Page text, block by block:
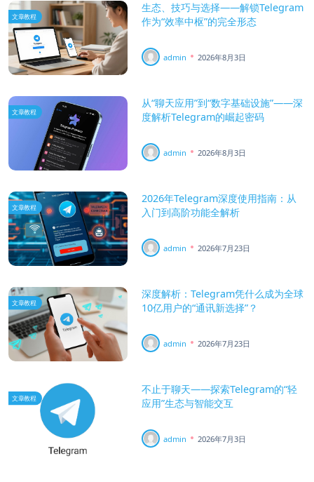
文章教程
生态、技巧与选择——解锁Telegram
作为“效率中枢”的完全形态
admin 2026年8月3日
文章教程
从“聊天应用”到“数字基础设施”——深
度解析Telegram的崛起密码
admin 2026年8月3日
文章教程
2026年Telegram深度使用指南：从
入门到高阶功能全解析
admin 2026年7月23日
文章教程
深度解析：Telegram凭什么成为全球
10亿用户的“通讯新选择”？
admin 2026年7月23日
文章教程
不止于聊天——探索Telegram的“轻
应用”生态与智能交互
admin 2026年7月3日